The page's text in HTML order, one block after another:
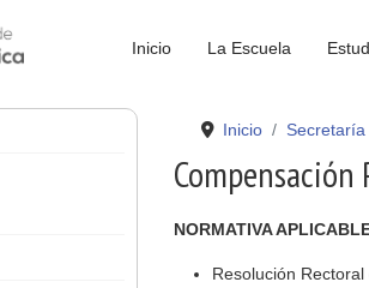
Inicio La Escuela
Inicio Secretaría
NORMATIVA
Resolución